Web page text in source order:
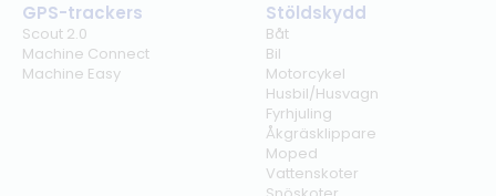
GPS-trackers
Scout 2.0
Machine Connect
Machine Easy
Stöldskydd
Båt
Bil
Motorcykel
Husbil/Husvagn
Fyrhjuling
Åkgräsklippare
Moped
Vattenskoter